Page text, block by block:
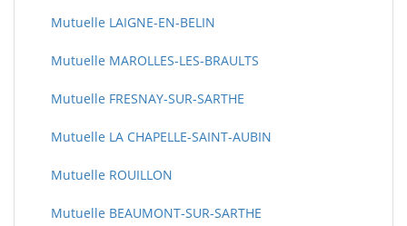
Mutuelle LAIGNE-EN-BELIN
Mutuelle MAROLLES-LES-BRAULTS
Mutuelle FRESNAY-SUR-SARTHE
Mutuelle LA CHAPELLE-SAINT-AUBIN
Mutuelle ROUILLON
Mutuelle BEAUMONT-SUR-SARTHE